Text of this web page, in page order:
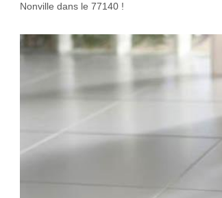
Nonville dans le 77140 !